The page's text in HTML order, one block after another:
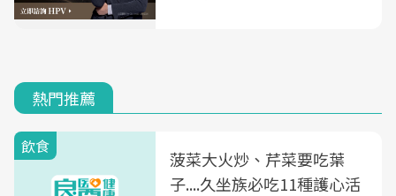
熱門推薦
飲食
菠菜大火炒、芹菜要吃葉
子....久坐族必吃11種護心活